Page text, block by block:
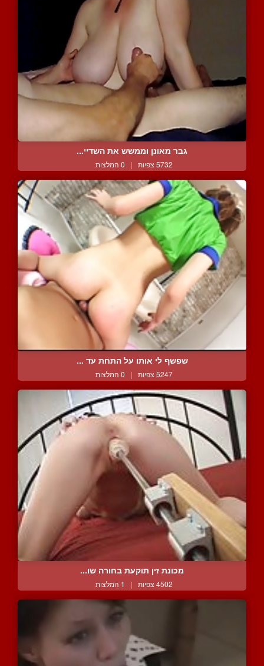
גבר מאונן וממשש את השדיי...
5732 צפיות | 0 המלצות
שפשף לי אותו על התחת עד ...
5247 צפיות | 0 המלצות
מכונת זין תוקעת בחורה שו...
4502 צפיות | 1 המלצות